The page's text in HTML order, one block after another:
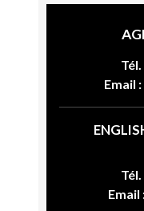
Tél.
Email :
Tél.
Email